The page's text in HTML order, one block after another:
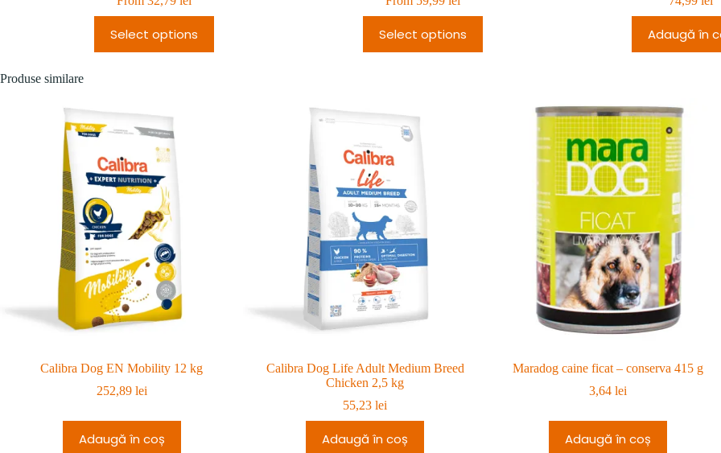
Select options Select options Adaugă în
Produse similare
Calibra Dog EN Mobility 12 kg
252,89 lei
Adaugă în coș
Calibra Dog Life Adult Medium Breed
Chicken 2,5 kg
55,23lei
Adaugă în coș
Maradog caine ficat – conserva 415 g
3,64lei
Adaugă în coș